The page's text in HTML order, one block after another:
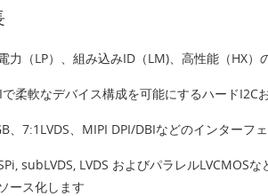
力（LP）、組み込みID（LM)、高性能（HX
で柔軟なデバイス構成を可能にするハードI2C
、7:1LVDS、MIPI DPI/DBIなどのインター
subLVDS, LVDS およびパラレルLVCMOS
ース化します